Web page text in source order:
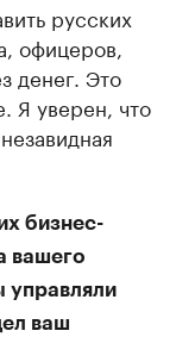
русских
офицеров,
денег. Это
Я уверен, что
бизнес-
вашего
управляли
ваш